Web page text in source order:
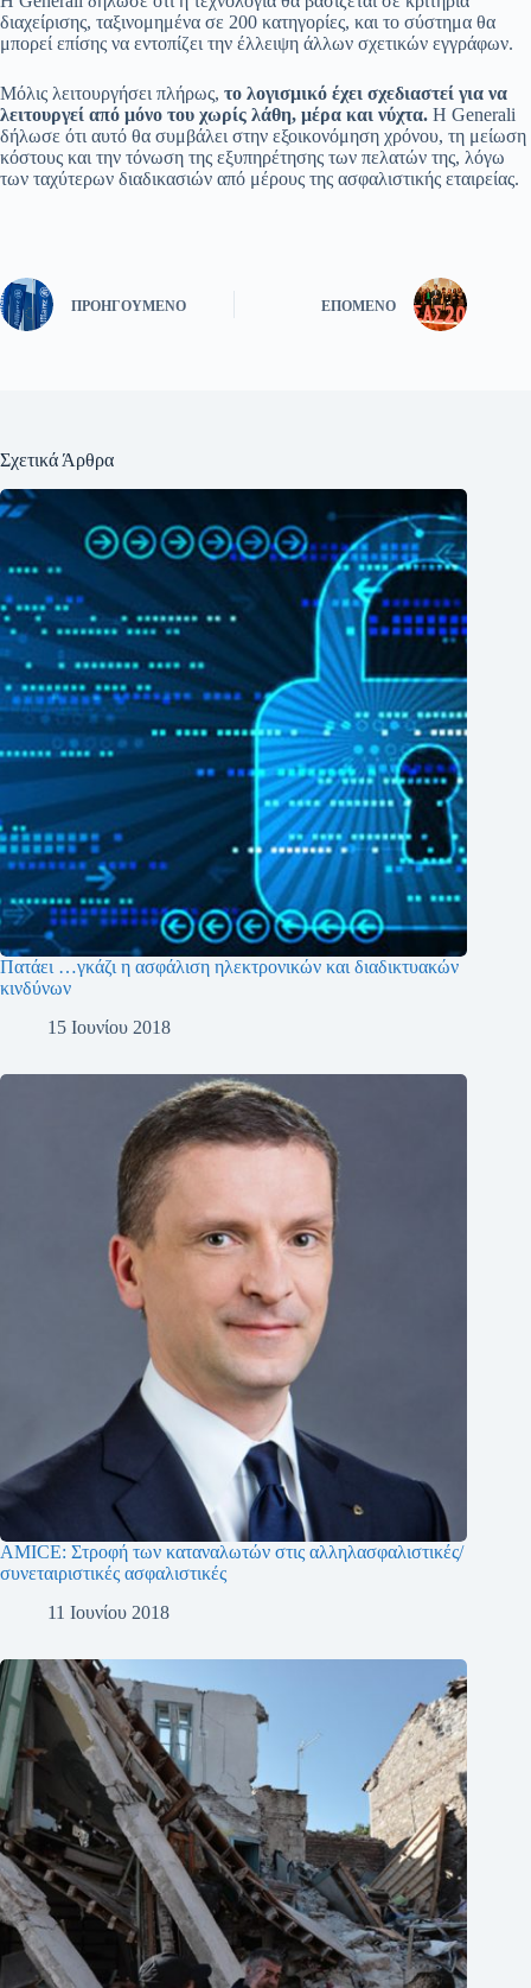
διαχείρισης, ταξινομημένα σε 200 κατηγορίες, και το σύστημα θα
μπορεί επίσης να εντοπίζει την έλλειψη άλλων σχετικών εγγράφων.
Μόλις λειτουργήσει πλήρως, το λογισμικό έχει σχεδιαστεί για να
λειτουργεί από μόνο του χωρίς λάθη, μέρα και νύχτα. Η Generali
δήλωσε ότι αυτό θα συμβάλει στην εξοικονόμηση χρόνου, τη μείωση
κόστους και την τόνωση της εξυπηρέτησης των πελατών της, λόγω
των ταχύτερων διαδικασιών από μέρους της ασφαλιστικής εταιρείας.
ΠΡΟΗΓΟΎΜΕΝΟ ΕΠΌΜΕΝΟ
Σχετικά Άρθρα
Πατάει …γκάζι η ασφάλιση ηλεκτρονικών και διαδικτυακών
κινδύνων
15 Ιουνίου 2018
AMICE: Στροφή των καταναλωτών στις αλληλασφαλιστικές/
συνεταιριστικές ασφαλιστικές
11 Ιουνίου 2018